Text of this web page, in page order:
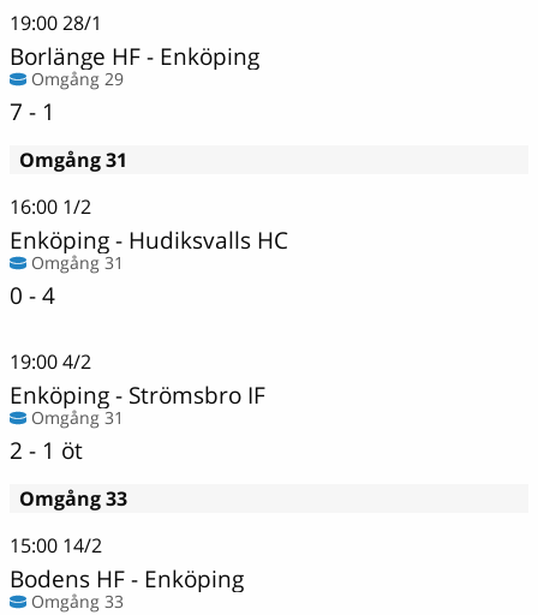
19:0028/1
Borlänge HF- Enköping
Omgång 29
7 - 1
Omgång 31
16:00 1/2
Enköping- Hudiksvalls HC
Omgång 31
0 - 4
19:004/2
Enköping- Strömsbro IF
Omgång 31
2 - 1 öt
Omgång 33
15:00 14/2
Bodens HF- Enköping
Omgång 33